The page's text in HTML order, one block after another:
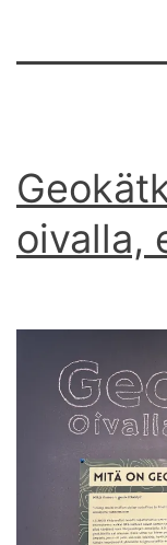
oivalla,